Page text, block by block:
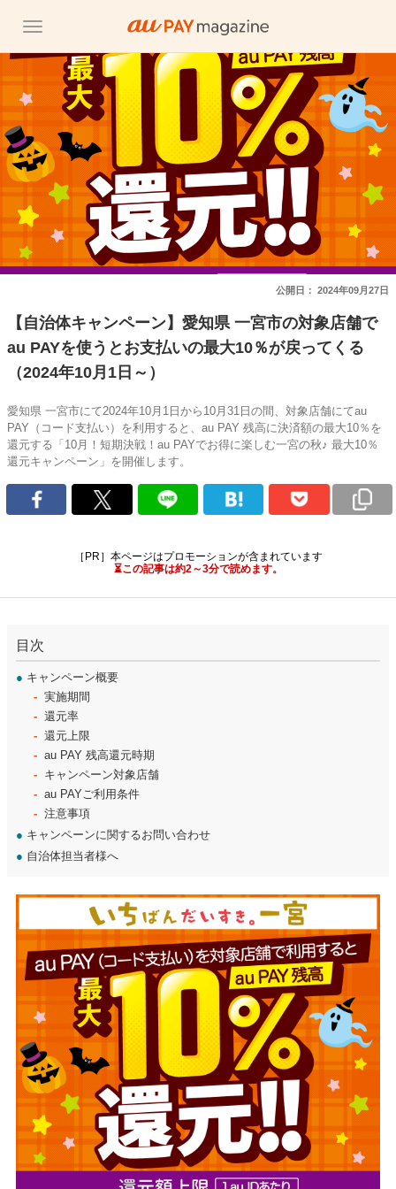
公開日： 2024年09月27日
【自治体キャンペーン】愛知県 一宮市の対象店舗で
au PAYを使うとお支払いの最大10％が戻ってくる
（2024年10月1日～）
愛知県 一宮市にて2024年10月1日から10月31日の間、対象店舗にてau
PAY（コード支払い）を利用すると、au PAY 残高に決済額の最大10％を
還元する「10月！短期決戦！au PAYでお得に楽しむ一宮の秋♪ 最大10％
還元キャンペーン」を開催します。
［PR］本ページはプロモーションが含まれています
⏳この記事は約2～3分で読めます。
目次
● キャンペーン概要
実施期間
還元率
還元上限
au PAY 残高還元時期
キャンペーン対象店舗
au PAYご利用条件
注意事項
● キャンペーンに関するお問い合わせ
● 自治体担当者様へ